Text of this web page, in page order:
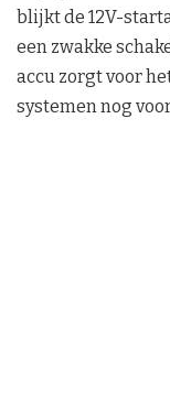
blijkt de 12V-
een zwakke
accu zorgt voor
systemen nog